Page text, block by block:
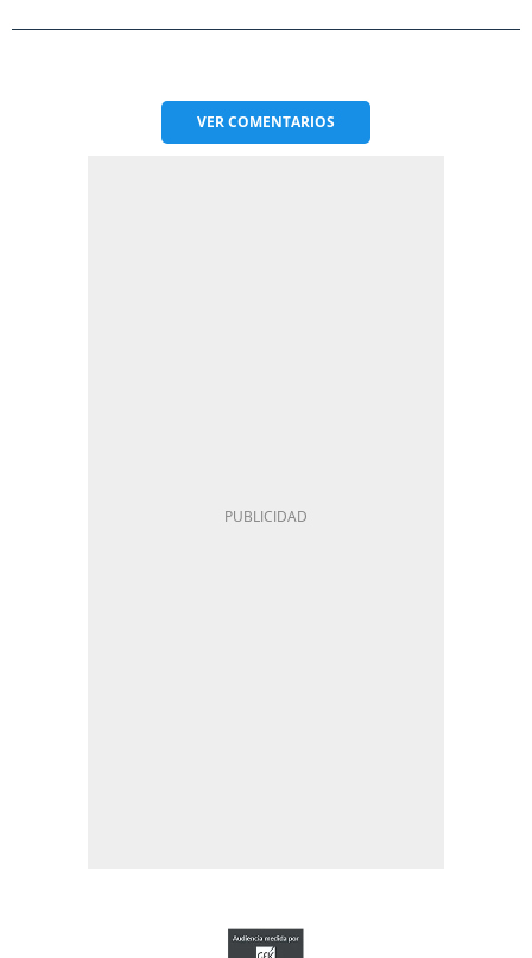
VERCOMENTARIOS